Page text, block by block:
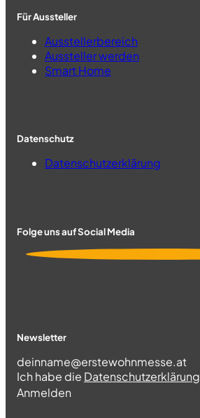
Für Aussteller
Ausstellerbereich
Aussteller werden
Smart Home
Datenschutz
Datenschutzerklärung
Folge uns auf Social Media
Newsletter
Section
Ich habe die Datenschutzerklärung
Abschnitt
Anmelden